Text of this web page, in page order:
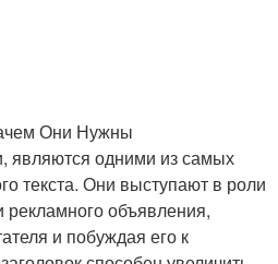
Они Нужны
являются одними из самых
текста. Они выступают в роли
рекламного объявления,
и побуждая его к